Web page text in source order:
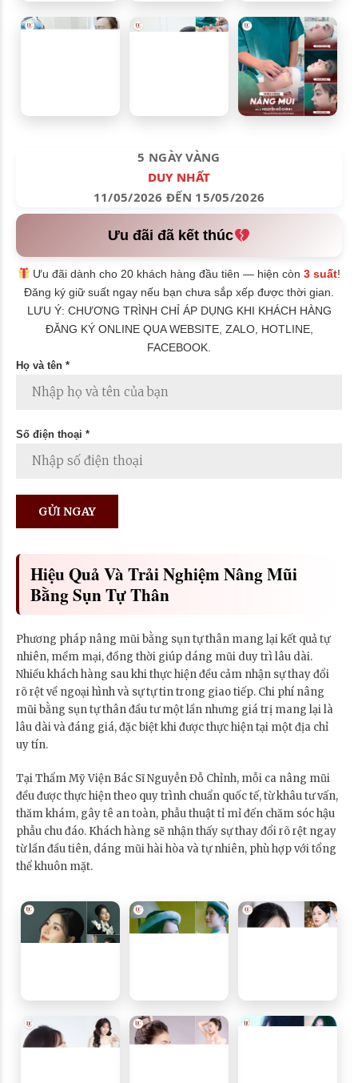
5 NGÀY VÀNG
DUY NHẤT
11/05/2026 ĐẾN 15/05/2026
Ưu đãi đã kết thúc
Ưu đãi dành cho 20 khách hàng đầu tiên — hiện còn3 suất!
Đăng ký giữ suất ngay nếu bạn chưa sắp xếp được thời gian.
LƯU Ý: CHƯƠNG TRÌNH CHỈ ÁP DỤNG KHI KHÁCH HÀNG
ĐĂNG KÝ ONLINE QUA WEBSITE, ZALO, HOTLINE,
FACEBOOK.
Họ và tên *
Số điện thoại *
Hiệu Quả Và Trải Nghiệm Nâng Mũi
Bằng Sụn Tự Thân
Phương pháp nâng mũi bằng sụn tự thân mang lại kết quả tự
nhiên, mềm mại, đồng thời giúp dáng mũi duy trì lâu dài.
Nhiều khách hàng sau khi thực hiện đều cảm nhận sự thay đổi
rõ rệt về ngoại hình và sự tự tin trong giao tiếp. Chi phí nâng
mũi bằng sụn tự thân đầu tư một lần nhưng giá trị mang lại là
lâu dài và đáng giá, đặc biệt khi được thực hiện tại một địa chỉ
uy tín.
Tại Thẩm Mỹ Viện Bác Sĩ Nguyễn Đỗ Chỉnh, mỗi ca nâng mũi
đều được thực hiện theo quy trình chuẩn quốc tế, từ khâu tư vấn,
thăm khám, gây tê an toàn, phẫu thuật tỉ mỉ đến chăm sóc hậu
phẫu chu đáo. Khách hàng sẽ nhận thấy sự thay đổi rõ rệt ngay
từ lần đầu tiên, dáng mũi hài hòa và tự nhiên, phù hợp với tổng
thể khuôn mặt.